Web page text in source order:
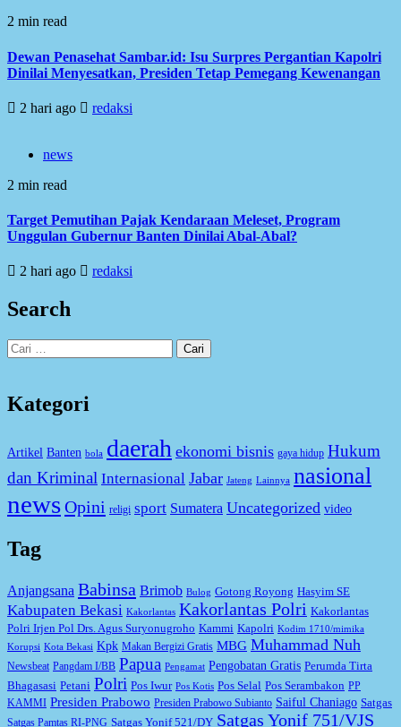
2 min read
Dewan Penasehat Sambar.id: Isu Surpres Pergantian Kapolri
Dinilai Menyesatkan, Presiden Tetap Pemegang Kewenangan
2 hari ago redaksi
news
2 min read
Target Pemutihan Pajak Kendaraan Meleset, Program
Unggulan Gubernur Banten Dinilai Abal-Abal?
2 hari ago redaksi
Search
Cari
untuk:
Kategori
Artikel Banten bola daerah ekonomi bisnis gaya hidup Hukum
dan Kriminal Internasional Jabar Jateng Lainnya nasional
newsOpini religi sport Sumatera Uncategorized video
Tag
Anjangsana Babinsa Brimob Bulog Gotong Royong Hasyim SE
Kabupaten Bekasi Kakorlantas Kakorlantas Polri Kakorlantas
Polri Irjen Pol Drs. Agus Suryonugroho Kammi Kapolri Kodim 1710/mimika
Korupsi Kota Bekasi Kpk Makan Bergizi Gratis MBG Muhammad Nuh
Newsbeat Pangdam I/BB Papua Pengamat Pengobatan Gratis Perumda Tirta
Bhagasasi Petani Polri Pos Iwur Pos Kotis Pos Selal Pos Serambakon PP
KAMMI Presiden Prabowo Presiden Prabowo Subianto Saiful Chaniago Satgas
Satgas Pamtas RI-PNG Satgas Yonif 521/DY Satgas Yonif 751/VJS